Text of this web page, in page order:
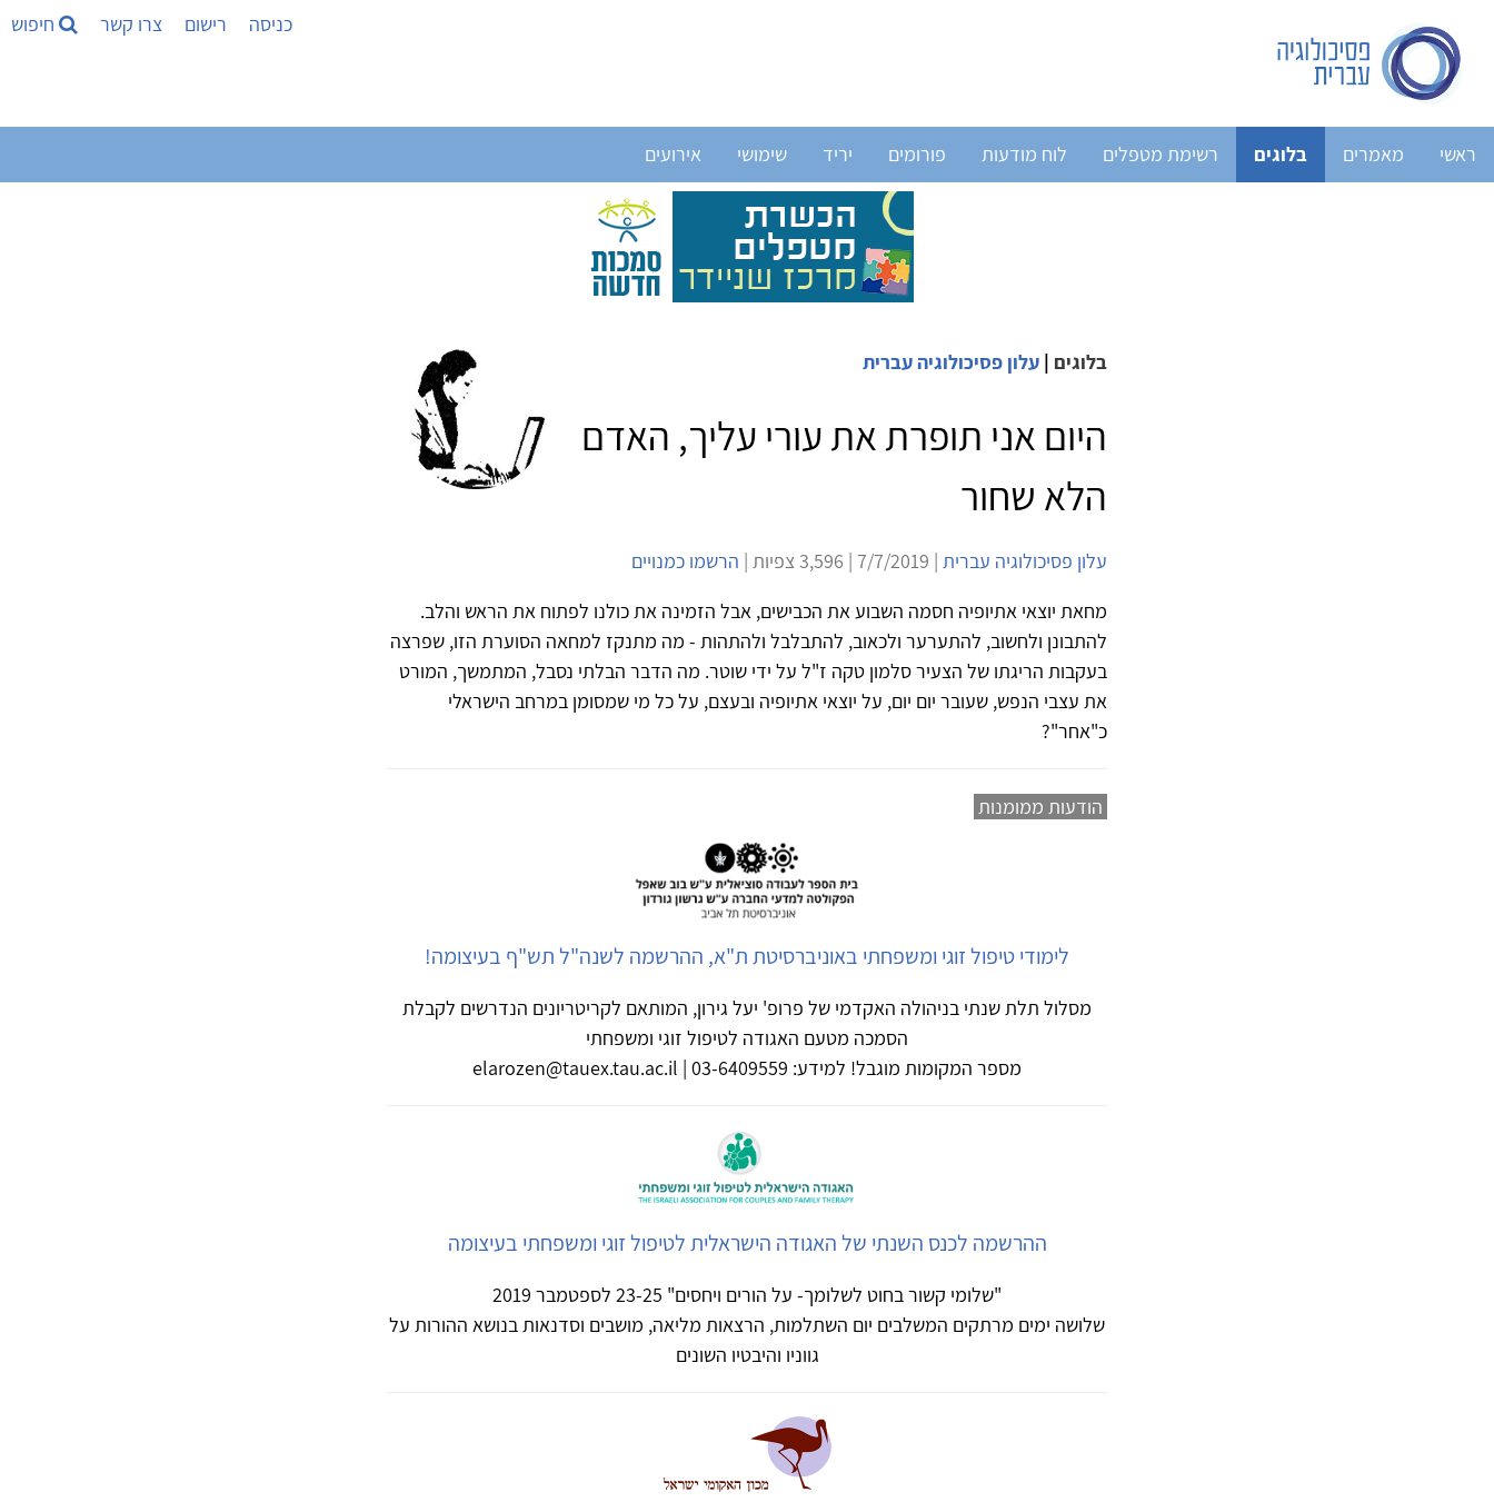
כניסה רישום צרו קשר חיפוש
ראשי מאמרים בלוגים רשימת מטפלים לוח מודעות פורומים יריד שימושי אירועים
בלוגים | עלון פסיכולוגיה עברית
היום אני תופרת את עורי עליך, האדם
הלא שחור
עלון פסיכולוגיה עברית | 7/7/2019 | 3,596 צפיות |
הרשמו כמנויים
מחאת יוצאי אתיופיה חסמה השבוע את הכבישים, אבל הזמינה את כולנו לפתוח את הראש והלב.
להתבונן ולחשוב, להתערער ולכאוב, להתבלבל ולהתהות - מה מתנקז למחאה הסוערת הזו, שפרצה
בעקבות הריגתו של הצעיר סלמון טקה ז"ל על ידי שוטר. מה הדבר הבלתי נסבל, המתמשך, המורט
את עצבי הנפש, שעובר יום יום, על יוצאי אתיופיה ובעצם, על כל מי שמסומן במרחב הישראלי
כ"אחר"?
הודעות ממומנות
לימודי טיפול זוגי ומשפחתי באוניברסיטת ת"א, ההרשמה לשנה"ל תש"ף בעיצומה!
מסלול תלת שנתי בניהולה האקדמי של פרופ' יעל גירון, המותאם לקריטריונים הנדרשים לקבלת
הסמכה מטעם האגודה לטיפול זוגי ומשפחתי
מספר המקומות מוגבל! למידע: elarozen@tauex.tau.ac.il | 03-6409559
ההרשמה לכנס השנתי של האגודה הישראלית לטיפול זוגי ומשפחתי בעיצומה
"שלומי קשור בחוט לשלומך- על הורים ויחסים" 23-25 לספטמבר 2019
שלושה ימים מרתקים המשלבים יום השתלמות, הרצאות מליאה, מושבים וסדנאות בנושא ההורות על
גווניו והיבטיו השונים